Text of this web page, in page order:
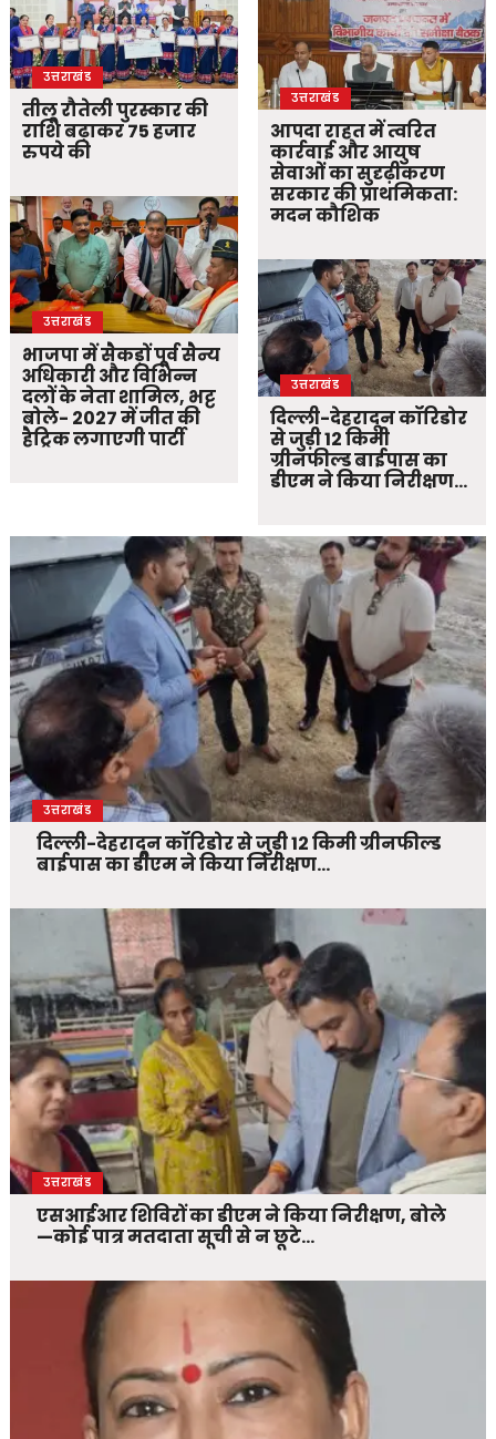
उत्तराखंड
तीलू रौतेली पुरस्कार की
राशि बढ़ाकर 75 हजार
रुपये की
उत्तराखंड
भाजपा में सैकड़ों पूर्व सैन्य
अधिकारी और विभिन्न
दलों के नेता शामिल, भट्ट
बोले- 2027 में जीत की
हैट्रिक लगाएगी पार्टी
उत्तराखंड
आपदा राहत में त्वरित
कार्रवाई और आयुष
सेवाओं का सुदृढ़ीकरण
सरकार की प्राथमिकता:
मदन कौशिक
उत्तराखंड
दिल्ली-देहरादून कॉरिडोर
से जुड़ी 12 किमी
ग्रीनफील्ड बाईपास का
डीएम ने किया निरीक्षण…
उत्तराखंड
दिल्ली-देहरादून कॉरिडोर से जुड़ी 12 किमी ग्रीनफील्ड
बाईपास का डीएम ने किया निरीक्षण…
उत्तराखंड
एसआईआर शिविरों का डीएम ने किया निरीक्षण, बोले
—कोई पात्र मतदाता सूची से न छूटे…